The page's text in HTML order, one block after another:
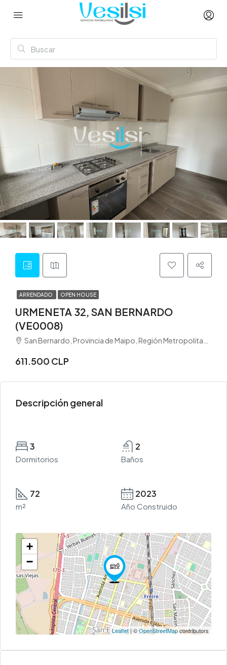
ARRENDADO OPEN HOUSE
URMENETA 32, SAN BERNARDO
(VE0008)
San Bernardo, Provincia de Maipo, Región Metropolitana de Santiago, 8080782, Chile
611.500 CLP
Descripción general
3
Dormitorios
2
Baños
72
m²
2023
Año Construido
+
−
Leaflet| ©OpenStreetMapcontributors